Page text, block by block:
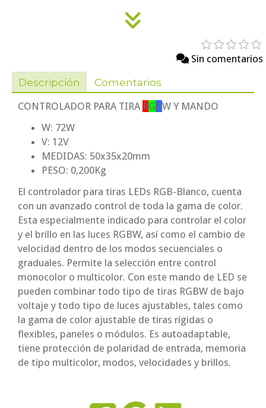
Sin comentarios
Descripción
Comentarios
CONTROLADOR PARA TIRA RGBW Y MANDO
W: 72W
V: 12V
MEDIDAS: 50x35x20mm
PESO: 0,200Kg
El controlador para tiras LEDs RGB-Blanco, cuenta
con un avanzado control de toda la gama de color.
Esta especialmente indicado para controlar el color
y el brillo en las luces RGBW, así como el cambio de
velocidad dentro de los modos secuenciales o
graduales. Permite la selección entre control
monocolor o multicolor. Con este mando de LED se
pueden combinar todo tipo de tiras RGBW de bajo
voltaje y todo tipo de luces ajustables, tales como
la gama de color ajustable de tiras rígidas o
flexibles, paneles o módulos. Es autoadaptable,
tiene protección de polaridad de entrada, memoria
de tipo multicolor, modos, velocidades y brillos.